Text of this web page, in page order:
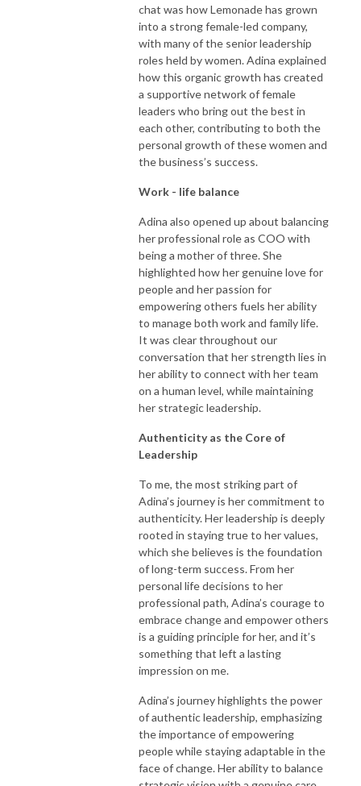
chat was how Lemonade has grown
into a strong female-led company,
with many of the senior leadership
roles held by women. Adina explained
how this organic growth has created
a supportive network of female
leaders who bring out the best in
each other, contributing to both the
personal growth of these women and
the business’s success.
Work - life balance
Adina also opened up about balancing
her professional role as COO with
being a mother of three. She
highlighted how her genuine love for
people and her passion for
empowering others fuels her ability
to manage both work and family life.
It was clear throughout our
conversation that her strength lies in
her ability to connect with her team
on a human level, while maintaining
her strategic leadership.
Authenticity as the Core of
Leadership
To me, the most striking part of
Adina’s journey is her commitment to
authenticity. Her leadership is deeply
rooted in staying true to her values,
which she believes is the foundation
of long-term success. From her
personal life decisions to her
professional path, Adina’s courage to
embrace change and empower others
is a guiding principle for her, and it’s
something that left a lasting
impression on me.
Adina’s journey highlights the power
of authentic leadership, emphasizing
the importance of empowering
people while staying adaptable in the
face of change. Her ability to balance